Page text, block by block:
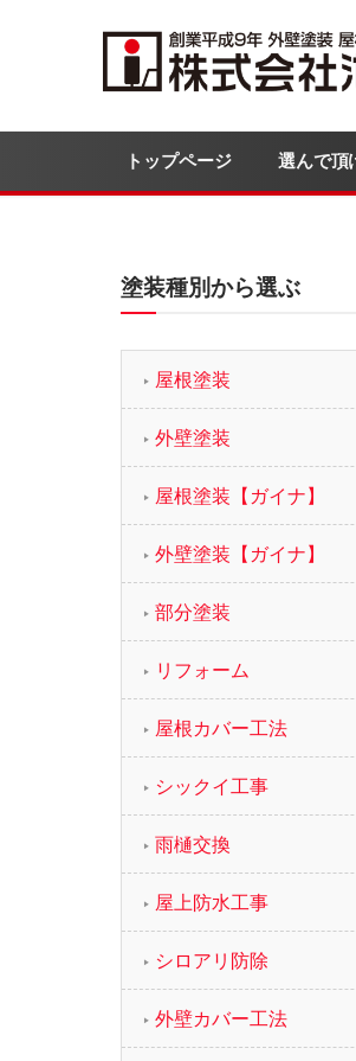
トップページ 選んで頂
塗装種別から選ぶ
屋根塗装
外壁塗装
屋根塗装【ガイナ】
外壁塗装【ガイナ】
部分塗装
リフォーム
屋根カバー工法
シックイ工事
雨樋交換
屋上防水工事
シロアリ防除
外壁カバー工法